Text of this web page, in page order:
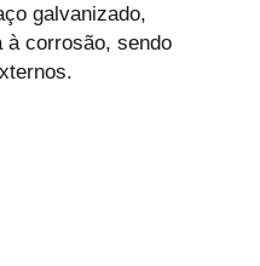
galvanizado,
à corrosão, sendo